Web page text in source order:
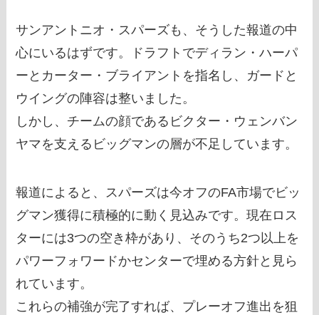
サンアントニオ・スパーズも、そうした報道の中
心にいるはずです。ドラフトでディラン・ハーパ
ーとカーター・ブライアントを指名し、ガードと
ウイングの陣容は整いました。
しかし、チームの顔であるビクター・ウェンバン
ヤマを支えるビッグマンの層が不足しています。
報道によると、スパーズは今オフのFA市場でビッ
グマン獲得に積極的に動く見込みです。現在ロス
ターには3つの空き枠があり、そのうち2つ以上を
パワーフォワードかセンターで埋める方針と見ら
れています。
これらの補強が完了すれば、プレーオフ進出を狙